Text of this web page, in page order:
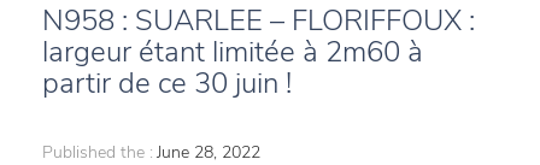
N958 : SUARLEE – FLORIFFOUX :
largeur étant limitée à 2m60 à
partir de ce 30 juin !
Published the : June 28, 2022